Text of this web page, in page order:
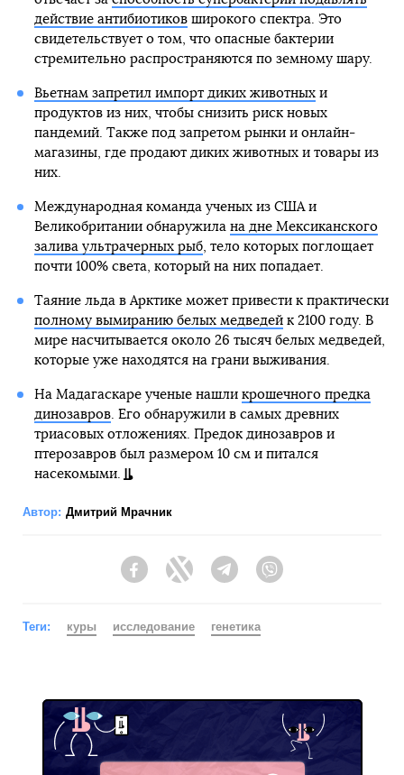
действие антибиотиковширокого спектра. Это
свидетельствует о том, что опасные бактерии
стремительно распространяются по земному шару.
Вьетнам запретил импорт диких животныхи
продуктов из них, чтобы снизить риск новых
пандемий. Также под запретом рынки и онлайн-
магазины, где продают диких животных и товары из
них.
Международная команда ученых из США и
Великобритании обнаружила на дне Мексиканского
залива ультрачерных рыб, тело которых поглощает
почти 100% света, который на них попадает.
Таяние льда в Арктике может привести к практически
полному вымиранию белых медведейк 2100 году. В
мире насчитывается около 26 тысяч белых медведей,
которые уже находятся на грани выживания.
На Мадагаскаре ученые нашли крошечного предка
динозавров. Его обнаружили в самых древних
триасовых отложениях. Предок динозавров и
птерозавров был размером 10 см и питался
насекомыми.
Автор: Дмитрий Мрачник
FacebookTwitter Telegram
Теги: куры исследование генетика